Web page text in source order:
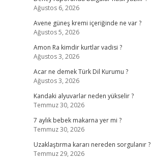
Ağustos 6, 2026
Avene güneş kremi içeriğinde ne var ?
Ağustos 5, 2026
Amon Ra kimdir kurtlar vadisi ?
Ağustos 3, 2026
Acar ne demek Türk Dil Kurumu ?
Ağustos 3, 2026
Kandaki alyuvarlar neden yükselir ?
Temmuz 30, 2026
7 aylık bebek makarna yer mi ?
Temmuz 30, 2026
Uzaklaştırma kararı nereden sorgulanır ?
Temmuz 29, 2026